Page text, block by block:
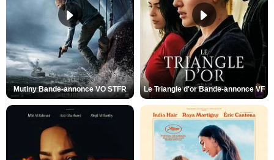
Mutiny Bande-annonce VO STFR Le Triangle d'or Bande-annonce VF